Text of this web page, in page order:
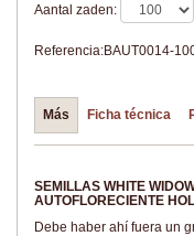
Aantal zaden:
Referencia:BAUT0014-
Más Ficha técnica
SEMILLAS WHITE
AUTOFLORECIENTE
Debe haber ahí fuera un